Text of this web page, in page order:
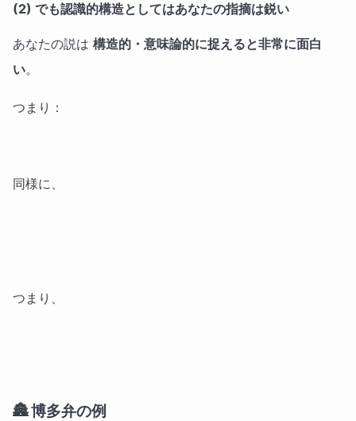
(2) でも認識的構造としてはあなたの指摘は鋭い
あなたの説は 構造的・意味論的に捉えると非常に面白
い。
つまり：
同様に、
つまり、
🏯 博多弁の例